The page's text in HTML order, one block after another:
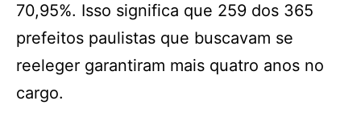
70,95%. Isso significa que 259 dos 365
prefeitos paulistas que buscavam se
reeleger garantiram mais quatro anos no
cargo.